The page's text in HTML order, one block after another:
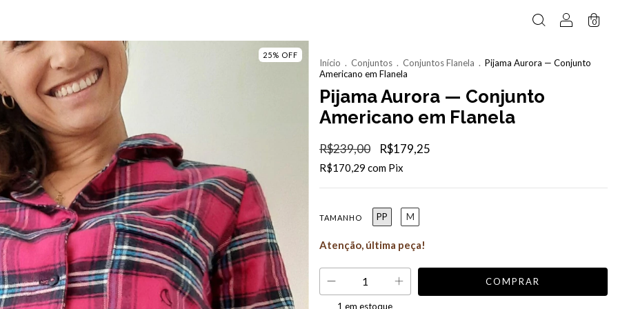
0
25% OFF
Início . Conjuntos . Conjuntos Flanela . Pijama Aurora — Conjunto
Americano em Flanela
Pijama Aurora — Conjunto
Americano em Flanela
R$239,00 R$179,25
R$170,29 com Pix
TAMANHO PP M
Atenção, última peça!
1 em estoque